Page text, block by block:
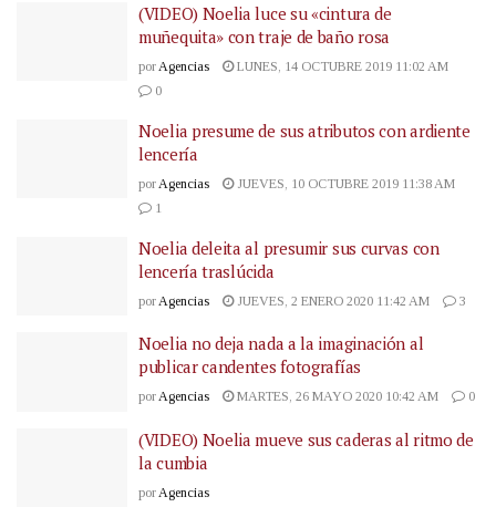
(VIDEO) Noelia luce su «cintura de
muñequita» con traje de baño rosa
por Agencias
LUNES, 14 OCTUBRE 2019 11:02 AM
0
Noelia presume de sus atributos con ardiente
lencería
por Agencias
JUEVES, 10 OCTUBRE 2019 11:38 AM
1
Noelia deleita al presumir sus curvas con
lencería traslúcida
por Agencias JUEVES, 2 ENERO 2020 11:42 AM 3
Noelia no deja nada a la imaginación al
publicar candentes fotografías
porAgencias MARTES, 26 MAYO 2020 10:42 AM 0
(VIDEO) Noelia mueve sus caderas al ritmo de
la cumbia
por Agencias